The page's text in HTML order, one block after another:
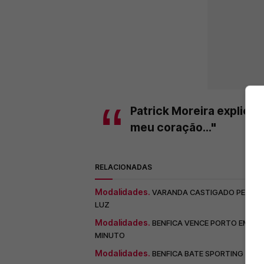
Patrick Moreira explica
meu coração..."
RELACIONADAS
Modalidades. VARANDA CASTIGADO PELA
LUZ
Modalidades. BENFICA VENCE PORTO EM
MINUTO
Modalidades. BENFICA BATE SPORTING